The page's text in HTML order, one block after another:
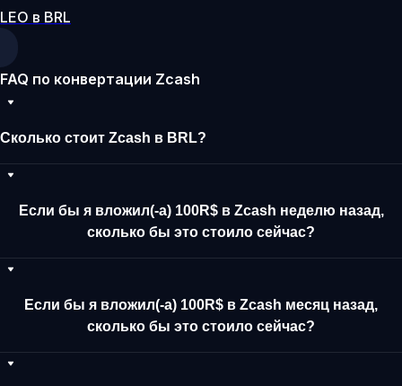
LEO в BRL
FAQ по конвертации Zcash
Сколько стоит Zcash в BRL?
Если бы я вложил(-а) 100R$ в Zcash неделю назад,
сколько бы это стоило сейчас?
Если бы я вложил(-а) 100R$ в Zcash месяц назад,
сколько бы это стоило сейчас?